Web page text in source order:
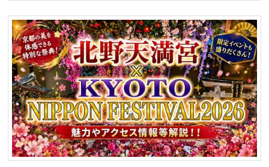
テ
ン
ツ
へ
移
動
ン
ツ
へ
移
動